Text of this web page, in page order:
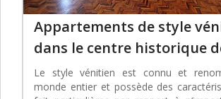
Appartements de style
dans le centre historique
Le style vénitien est connu et
monde entier et possède des